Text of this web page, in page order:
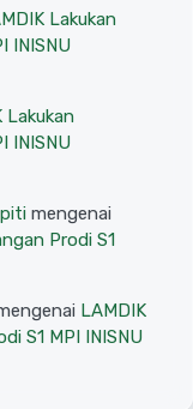
Lakukan
INISNU
Lakukan
INISNU
mengenai
Prodi S1
LAMDIK
S1 MPI INISNU